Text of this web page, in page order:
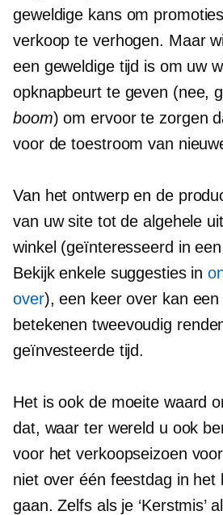
geweldige kans om
verkoop te verhogen. Maar
een geweldige tijd is om uw
opknapbeurt te geven (nee,
boom) om ervoor te zorgen
voor de toestroom van
Van het ontwerp en de
van uw site tot de algehele
winkel (geïnteresseerd in
Bekijk enkele suggesties in
over), een keer over kan een
betekenentweevoudig
geïnvesteerde tijd.
Het is ook de moeite waard
dat, waar ter wereld u ook
voor het verkoopseizoen
niet over één feestdag in het
gaan. Zelfs als je ‘Kerstmis’